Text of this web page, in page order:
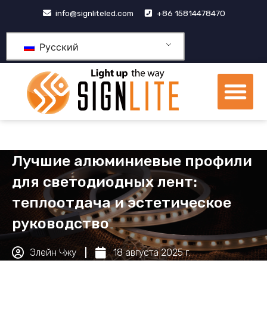
内
info@signliteled.com +86 15814478470
Русский
Лучшие алюминиевые профили
для светодиодных лент:
теплоотдача и эстетическое
руководство
Элейн Чжу 18 августа 2025 г.